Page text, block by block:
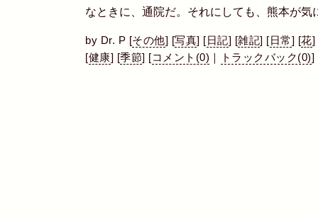
なときに、通院だ。それにしても、熊本が気
by Dr. P [その他] [写真] [ 日記] [雑記] [ 日常] [花]
[健康] [季節] [コメント(0) トラックバック(0)]